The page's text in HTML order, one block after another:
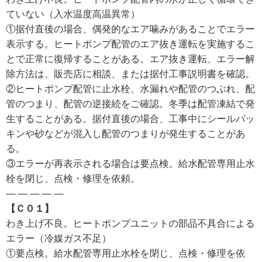
ていない（入水温度高温異常）
①据付直後の場合、偶発的なエア噛みがあることでエラー
表示する。ヒートポンプ配管のエア抜き運転を実施するこ
とで正常に復帰することがある。エア抜き運転、エラー解
除方法は、販売店に相談、または据付工事説明書を確認。
②ヒートポンプ配管に止水栓、水漏れや配管のつぶれ、配
管のつまり、配管の逆接続をご確認。冬季は配管凍結で発
生することがある。据付直後の場合、工事中にシールパッ
キンや砂などが混入し配管のつまりが発生することがあ
る。
③エラーが再表示される場合は要点検。給水配管専用止水
栓を閉じ、点検・修理を依頼。
— — — — —
【Ｃ０１】
わき上げ不良。ヒートポンプユニットの部品不具合による
エラー（冷媒ガス不足）
①要点検。給水配管専用止水栓を閉じ、点検・修理を依